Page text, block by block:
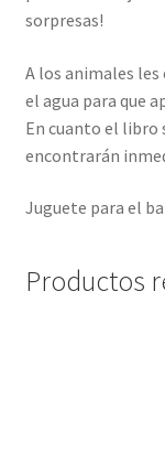
sorpresas!
A los animales
el agua para que
En cuanto el libro
encontrarán
Juguete para el
Productos